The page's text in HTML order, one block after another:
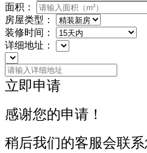
面积：
房屋类型：
装修时间：
详细地址：
立即申请
感谢您的申请！
稍后我们的客服会联